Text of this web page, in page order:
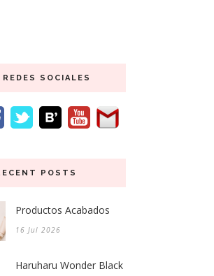
REDES SOCIALES
POSTS
Productos Acabados
16 Jul 2026
Haruharu Wonder Black